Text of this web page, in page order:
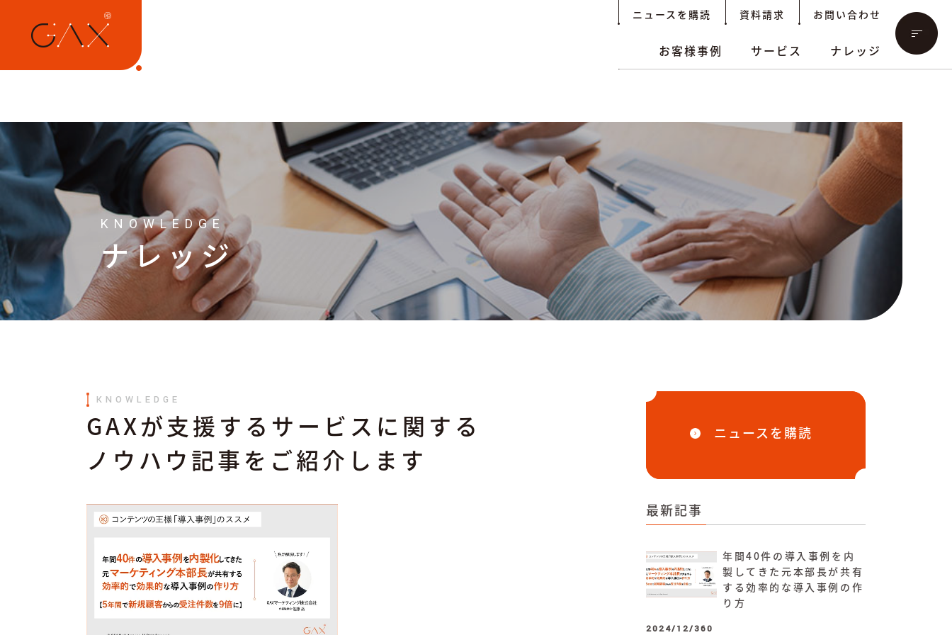
ニュースを購読 資料請求 お問い合わせ
お客様事例 サービス ナレッジ
KNOWLEDGE
ナレッジ
KNOWLEDGE
GAXが支援するサービスに関する
ノウハウ記事をご紹介します
ニュースを購読
最新記事
年間40件の導入事例を内
製してきた元本部長が共有
する効率的な導入事例の作
り方
2024/12/360